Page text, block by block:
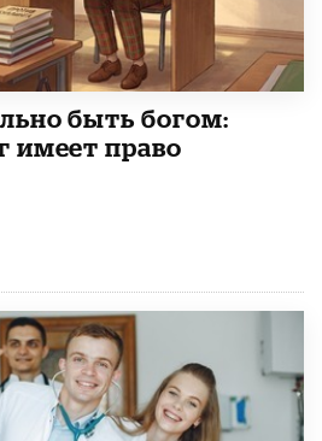
быть богом:
имеет право